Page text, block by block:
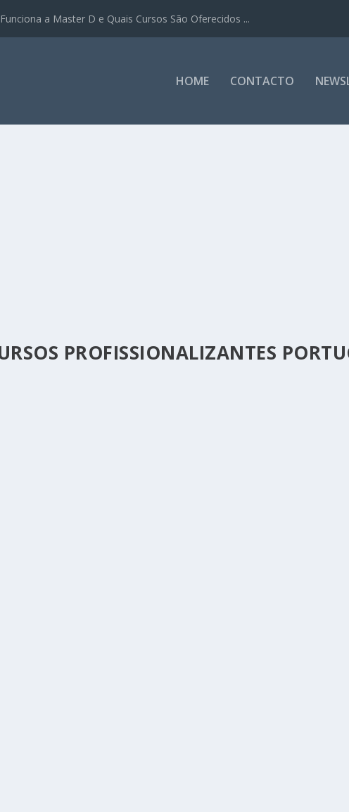
a Master D e Quais Cursos São Oferecidos ...
HOME CONTACTO
PROFISSIONALIZANTES